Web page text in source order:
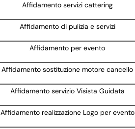
Affidamento servizi cattering
Affidamento di pulizia e servizi
Affidamento per evento
Affidamento sostituzione motore cancello
Affidamento servizio Visista Guidata
Affidamento realizzazione Logo per evento